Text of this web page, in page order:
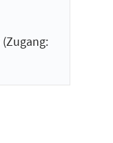
(Zugang: